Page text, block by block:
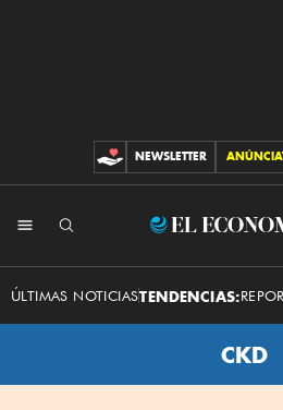
CONTRIBUCIONES
NEWSLETTER
El
ÚLTIMAS NOTICIASTENDENCIAS:
CKD